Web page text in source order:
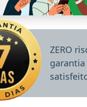
ZERO
garantia